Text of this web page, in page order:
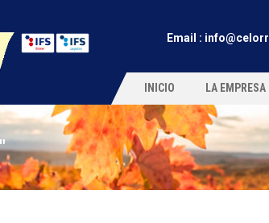
Email :
INICIO LA EMPRESA